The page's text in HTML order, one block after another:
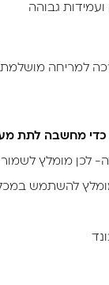
למריחה
מחשבה לתת
לכן מומלץ
להשתמש